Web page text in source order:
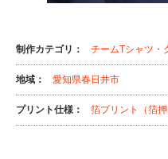
制作カテゴリ： チームTシャツ・
地域： 愛知県春日井市
プリント仕様： 箔プリント（箔